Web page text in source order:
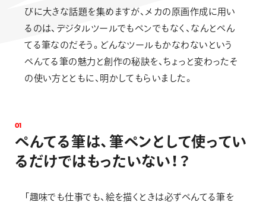
びに大きな話題を集めますが、メカの原画作成に用い
るのは、デジタルツールでもペンでもなく、なんとぺん
てる筆なのだそう。どんなツールもかなわないという
ぺんてる筆の魅力と創作の秘訣を、ちょっと変わったそ
の使い方とともに、明かしてもらいました。
01
ぺんてる 筆は、 筆ペン と して使ってい
る だけではもったいない ！ ？
「趣味でも仕事でも、絵を描くときは必ずぺんてる筆を